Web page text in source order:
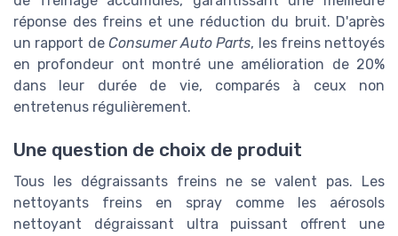
réponse des freins et une réduction du bruit. D'après
un rapport de Consumer Auto Parts, les freins nettoyés
en profondeur ont montré une amélioration de 20%
dans leur durée de vie, comparés à ceux non
entretenus régulièrement.
Une question de choix de produit
Tous les dégraissants freins ne se valent pas. Les
nettoyants freins en spray comme les aérosols
nettoyant dégraissant ultra puissant offrent une